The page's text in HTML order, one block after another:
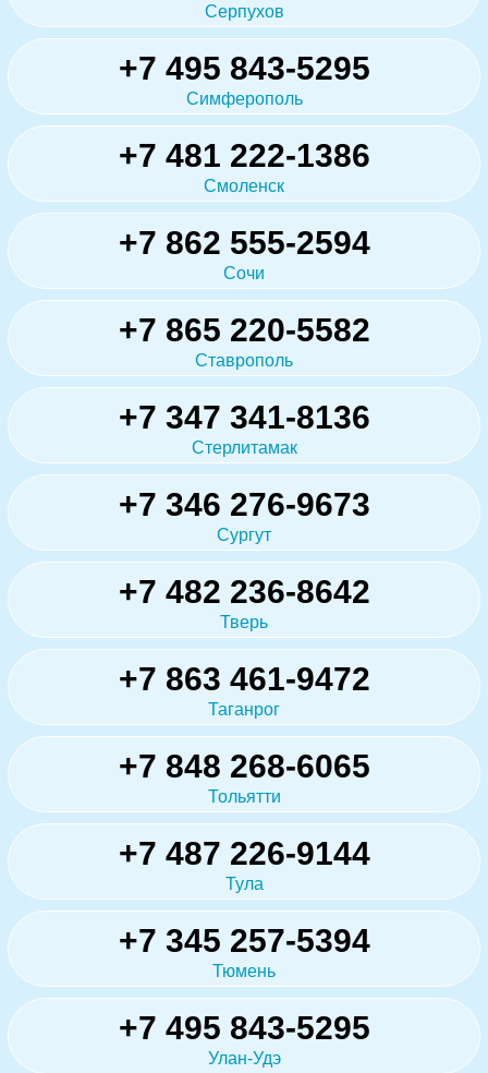
Серпухов
+7 495 843-5295
Симферополь
+7 481 222-1386
Смоленск
+7 862 555-2594
Сочи
+7 865 220-5582
Ставрополь
+7 347 341-8136
Стерлитамак
+7 346 276-9673
Сургут
+7 482 236-8642
Тверь
+7 863 461-9472
Таганрог
+7 848 268-6065
Тольятти
+7 487 226-9144
Тула
+7 345 257-5394
Тюмень
+7 495 843-5295
Улан-Удэ